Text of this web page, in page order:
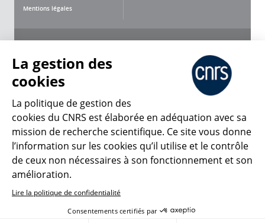
Mentions légales
CNRS Le Mag
© 2026, CNRS
Créer un compte Se connecter
Gestion des cookies
La gestion des
cookies
La politique de gestion des
cookies du CNRS est élaborée en adéquation avec sa
mission de recherche scientifique. Ce site vous donne
l’information sur les cookies qu’il utilise et le contrôle
de ceux non nécessaires à son fonctionnement et son
amélioration.
Lire la politique de confidentialité
Consentements certifiés par